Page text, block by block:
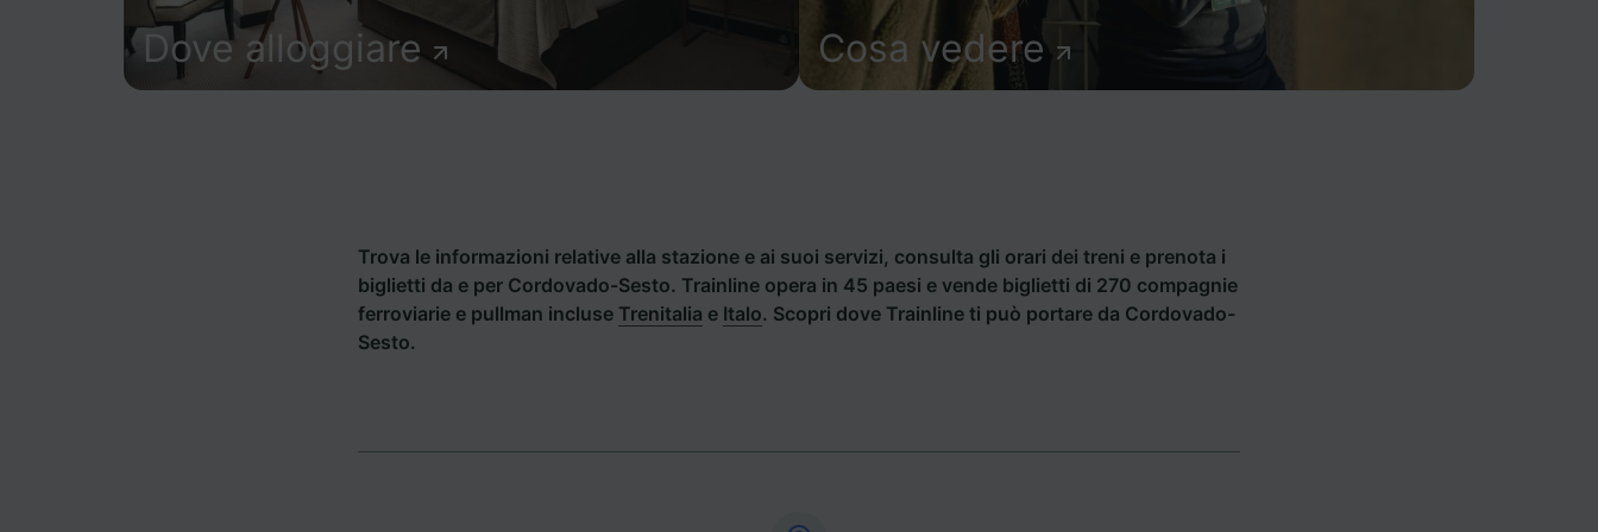
Dove alloggiare Cosa vedere
Trova le informazioni relative alla stazione e ai suoi servizi, consulta gli orari dei treni e prenota i
biglietti da e per Cordovado-Sesto. Trainline opera in 45 paesi e vende biglietti di 270 compagnie
ferroviarie e pullman incluse Trenitalia e Italo. Scopri dove Trainline ti può portare da Cordovado-
Sesto.